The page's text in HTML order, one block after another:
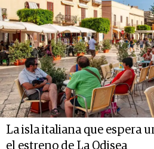
La isla italiana que espera
el estreno de La Odisea